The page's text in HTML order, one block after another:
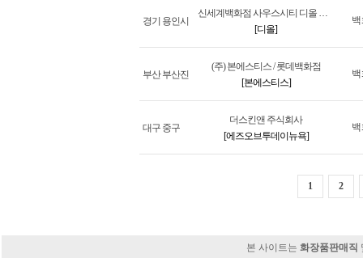
경기 용인시
신세계백화점 사우스시티 디올 화장품 매장
[디올]
부산 부산진
(주) 본에스티스 / 롯데백화점
[본에스티스]
대구 중구
더스킨앤 주식회사
[에즈오브투데이뉴욕]
1 2
본 사이트는 화장품판매직